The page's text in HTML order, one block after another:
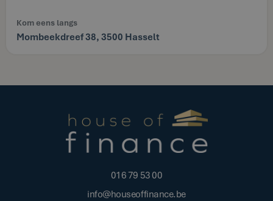
Kom eens langs
Mombeekdreef 38, 3500 Hasselt
016 79 53 00
info@houseoffinance.be